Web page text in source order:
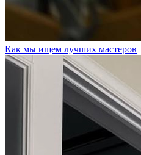
Как мы ищем лучших мастеров